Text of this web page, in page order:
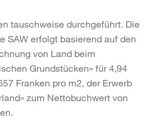
tauschweise durchgeführt. Die
SAW erfolgt basierend auf den
von Land beim
Grundstücken» für 4,94
Franken pro m2, der Erwerb
zum Nettobuchwert von